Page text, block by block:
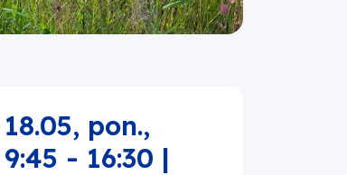
18.05, pon.,
9:45 - 16:30 |